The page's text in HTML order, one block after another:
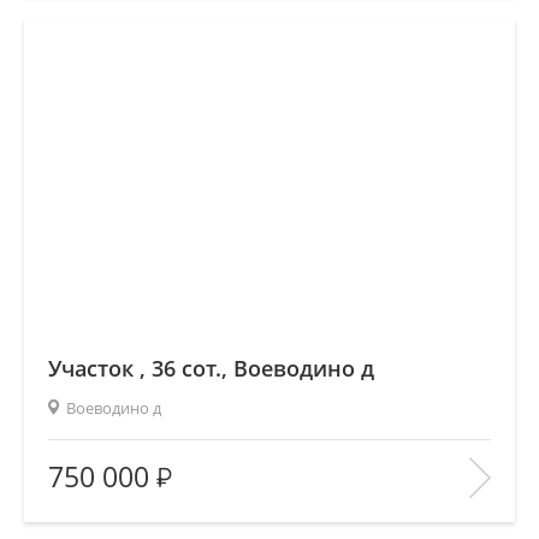
Участок , 36 сот., Воеводино д
Воеводино д
Площадь(общ. /жил. /кухня), м2:
—/—/—
Количество комнат:
—
Этаж:
—/—
750 000